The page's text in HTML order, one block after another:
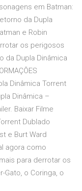
em Batman:
da Dupla
e Robin
os perigosos
da Dupla Dinâmica
Dinâmica Torrent
Dinâmica –
Baixar Filme
Dublado
e Burt Ward
agora como
para derrotar os
Gato, o Coringa, o